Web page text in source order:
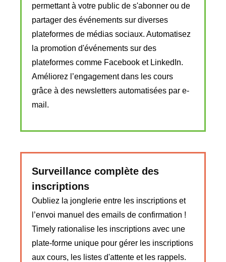
permettant à votre public de s'abonner ou de
partager des événements sur diverses
plateformes de médias sociaux. Automatisez
la promotion d'événements sur des
plateformes comme Facebook et LinkedIn.
Améliorez l’engagement dans les cours
grâce à des newsletters automatisées par e-
mail.
Surveillance complète des
inscriptions
Oubliez la jonglerie entre les inscriptions et
l’envoi manuel des emails de confirmation !
Timely rationalise les inscriptions avec une
plate-forme unique pour gérer les inscriptions
aux cours, les listes d'attente et les rappels.